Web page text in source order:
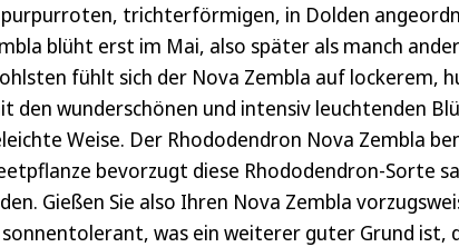
trichterförmigen, in Dolden
blüht erst im Mai, also später als manch
fühlt sich der Nova Zembla auf lockerem,
den wunderschönen und intensiv leuchtenden
Weise. Der Rhododendron Nova Zembla
bevorzugt diese Rhododendron-Sorte
Gießen Sie also Ihren Nova Zembla
was ein weiterer guter Grund ist,